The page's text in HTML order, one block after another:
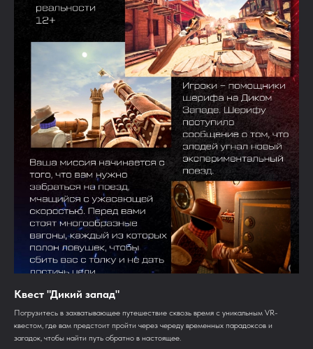
Квест "Дикий запад"
Погрузитесь в захватывающее путешествие сквозь время с уникальным VR-
квестом, где вам предстоит пройти через череду временных парадоксов и
загадок, чтобы найти путь обратно в настоящее.